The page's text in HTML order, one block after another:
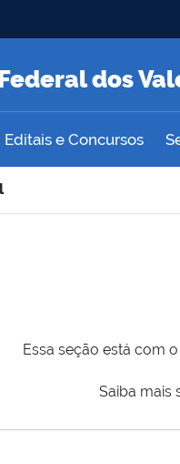
dos
Editais e Concursos
Essa seção está com
Saiba mais